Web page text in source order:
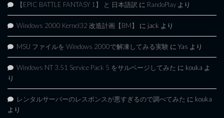
【EPIC BATTLE FANTASY 1】 と 日本語訳 に RandoPlay より
Windows 2000 Kernel32 改造計画【BM】 に jack より
MSU ファイルを Windows 2000で解凍してみる実験 に Yas より
Windows NT 3.51 Service Pack 5 をサルベージしてみた に kouka よ
り
レンタルサーバーのレスポンスが悪すぎるので調べてみた に kouka
より